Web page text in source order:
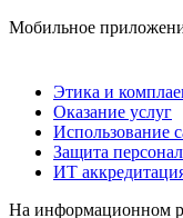
Мобильное
Этика и
Оказание услуг
Использование
Защита
ИТ
На информационном